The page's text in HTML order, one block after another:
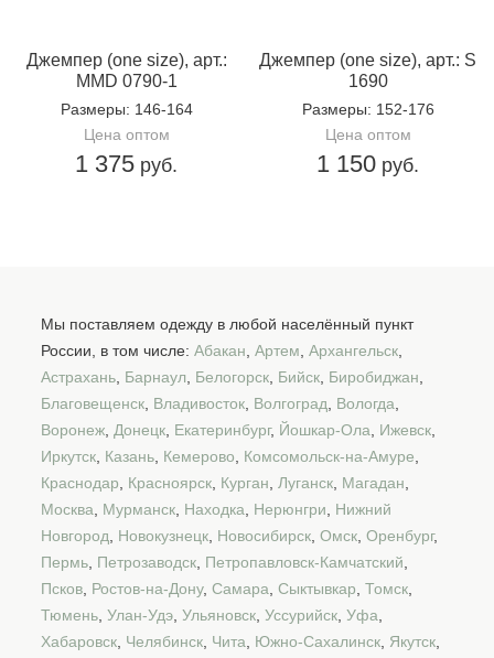
Джемпер (one size), арт.:
MMD 0790-1
Размеры: 146-164
Цена оптом
1 375 руб.
Джемпер (one size), арт.: S
1690
Размеры: 152-176
Цена оптом
1 150 руб.
Мы поставляем одежду в любой населённый пункт
России, в том числе: Абакан, Артем, Архангельск,
Астрахань, Барнаул, Белогорск, Бийск, Биробиджан,
Благовещенск, Владивосток, Волгоград, Вологда,
Воронеж, Донецк, Екатеринбург, Йошкар-Ола, Ижевск,
Иркутск, Казань, Кемерово, Комсомольск-на-Амуре,
Краснодар, Красноярск, Курган, Луганск, Магадан,
Москва, Мурманск, Находка, Нерюнгри, Нижний
Новгород, Новокузнецк, Новосибирск, Омск, Оренбург,
Пермь, Петрозаводск, Петропавловск-Камчатский,
Псков, Ростов-на-Дону, Самара, Сыктывкар, Томск,
Тюмень, Улан-Удэ, Ульяновск, Уссурийск, Уфа,
Хабаровск, Челябинск, Чита, Южно-Сахалинск, Якутск,